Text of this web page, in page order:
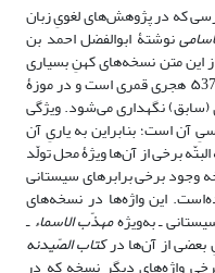
که در پژوهش‌های لغویِ زبان
نوشتۀ ابوالفضل احمد بن
هـ .ق.) است. از این متن نسخه‌های کهنِ بسیاری
برجای مانده‌است که کهن‌ترینِ آن‌ها مورّخ ۵37 هجری قمری است و در موزۀ
(سابق) نگهداری می‌شود. ویژگی
آن است؛ بنابراین به یاریِ آن
برخی از آن‌ها ویژۀ محل تولّد
وجود برخی برابرهای سیستانی
این واژه‌ها در نسخه‌های
ـ به‌ویژهمهذّب الاسماءـ
از آن‌ها درکتاب الصّیدنه